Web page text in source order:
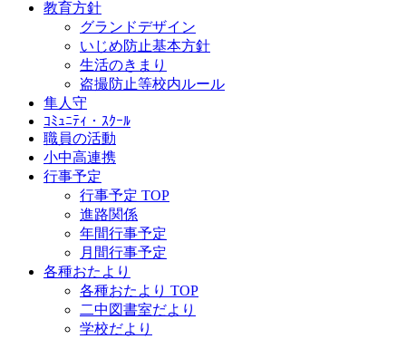
教育方針
グランドデザイン
いじめ防止基本方針
生活のきまり
盗撮防止等校内ルール
隼人守
ｺﾐｭﾆﾃｨ・ｽｸｰﾙ
職員の活動
小中高連携
行事予定
行事予定 TOP
進路関係
年間行事予定
月間行事予定
各種おたより
各種おたより TOP
二中図書室だより
学校だより